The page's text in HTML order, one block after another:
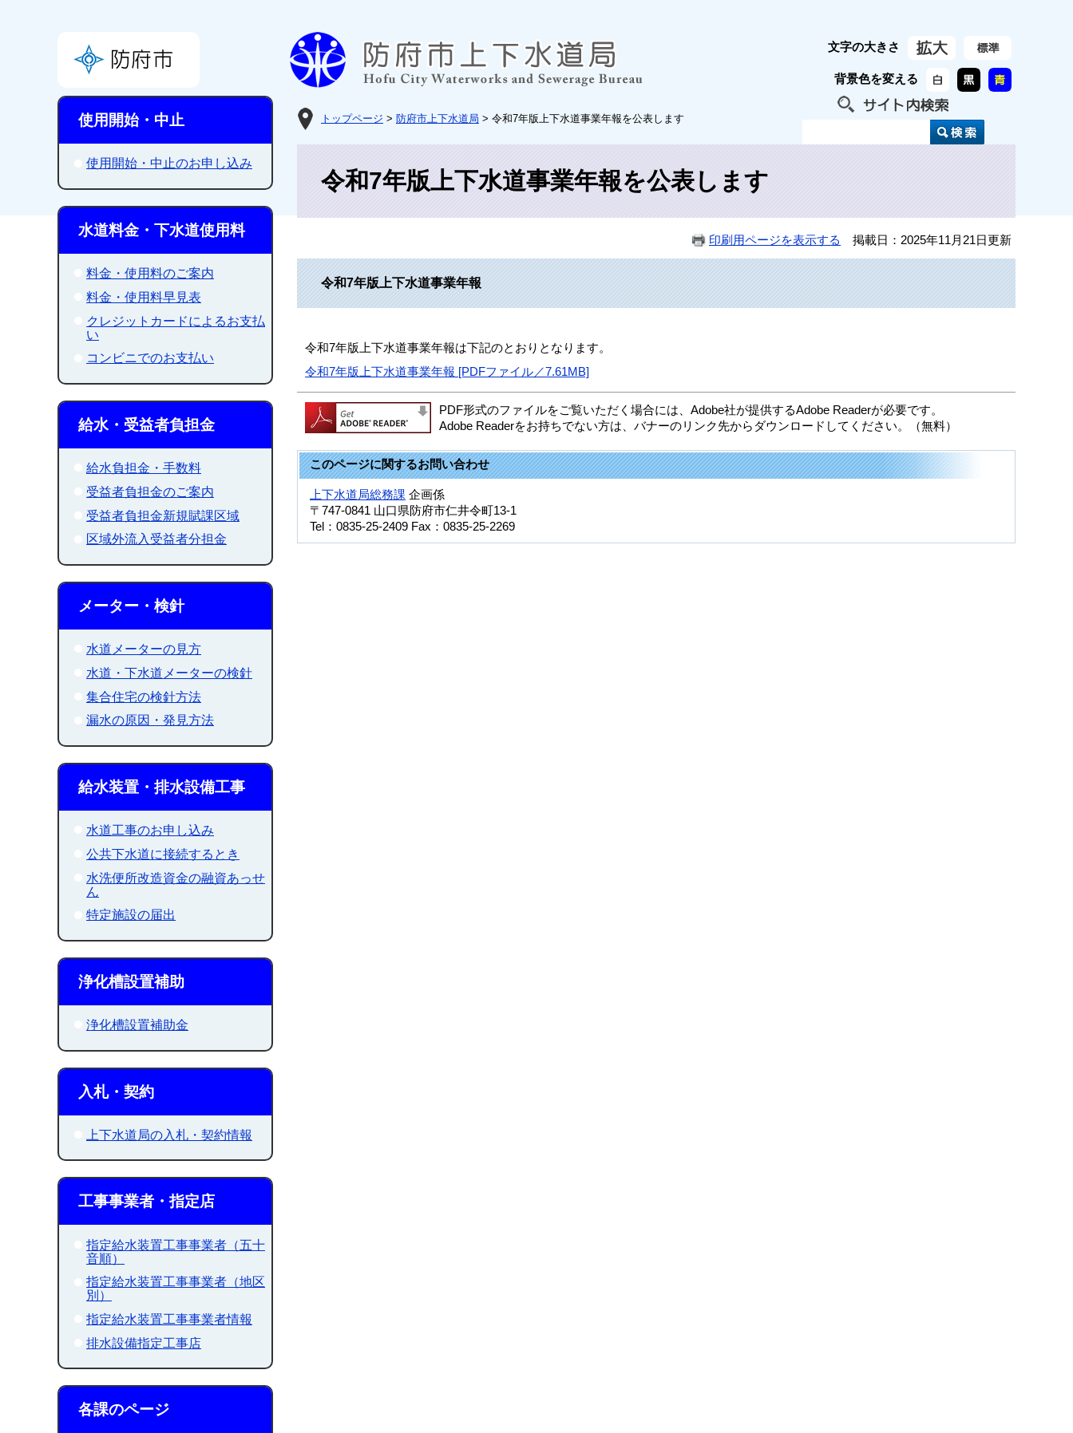
文字の大きさ
背景色を変える
使用開始・中止
使用開始・中止のお申し込み
水道料金・下水道使用料
料金・使用料のご案内
料金・使用料早見表
クレジットカードによるお支払
い
コンビニでのお支払い
給水・受益者負担金
給水負担金・手数料
受益者負担金のご案内
受益者負担金新規賦課区域
区域外流入受益者分担金
メーター・検針
水道メーターの見方
水道・下水道メーターの検針
集合住宅の検針方法
漏水の原因・発見方法
給水装置・排水設備工事
水道工事のお申し込み
公共下水道に接続するとき
水洗便所改造資金の融資あっせ
ん
特定施設の届出
浄化槽設置補助
浄化槽設置補助金
入札・契約
上下水道局の入札・契約情報
工事事業者・指定店
指定給水装置工事事業者（五十
音順）
指定給水装置工事事業者（地区
別）
指定給水装置工事事業者情報
排水設備指定工事店
各課のページ
トップページ > 防府市上下水道局 > 令和7年版上下水道事業年報を公表します
令和7年版上下水道事業年報を公表します
印刷用ページを表示する 掲載日：2025年11月21日更新
令和7年版上下水道事業年報
令和7年版上下水道事業年報は下記のとおりとなります。
令和7年版上下水道事業年報 [PDFファイル／7.61MB]
PDF形式のファイルをご覧いただく場合には、Adobe社が提供するAdobe Readerが必要です。
Adobe Readerをお持ちでない方は、バナーのリンク先からダウンロードしてください。（無料）
このページに関するお問い合わせ
上下水道局総務課 企画係
〒747-0841 山口県防府市仁井令町13-1
Tel：0835-25-2409 Fax：0835-25-2269